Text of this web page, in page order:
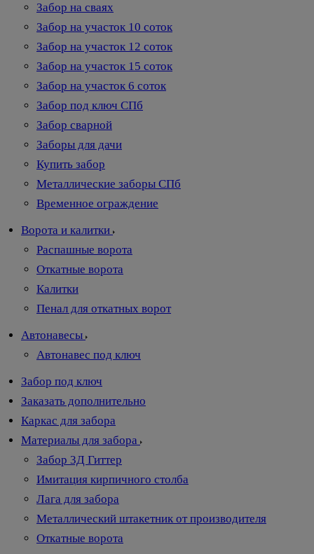
Забор на сваях
Забор на участок 10 соток
Забор на участок 12 соток
Забор на участок 15 соток
Забор на участок 6 соток
Забор под ключ СПб
Забор сварной
Заборы для дачи
Купить забор
Металлические заборы СПб
Временное ограждение
Ворота и калитки
Распашные ворота
Откатные ворота
Калитки
Пенал для откатных ворот
Автонавесы
Автонавес под ключ
Забор под ключ
Заказать дополнительно
Каркас для забора
Материалы для забора
Забор 3Д Гиттер
Имитация кирпичного столба
Лага для забора
Металлический штакетник от производителя
Откатные ворота